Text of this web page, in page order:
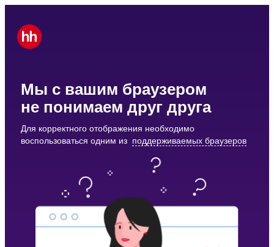
Мы с вашим браузером
не понимаем друг друга
Для корректного отображения необходимо
воспользоваться одним из поддерживаемых браузеров